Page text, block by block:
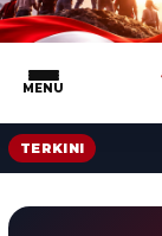
MENU
TERKINI